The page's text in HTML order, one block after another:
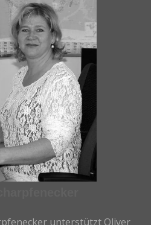
unterstützt Oliver